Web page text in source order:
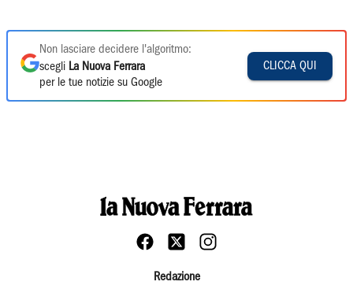
Non lasciare decidere l'algoritmo:
scegli La Nuova Ferrara
per le tue notizie su Google
CLICCA QUI
Redazione